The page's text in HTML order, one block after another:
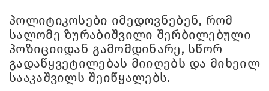
პოლიტიკოსები იმედოვნებენ, რომ
სალომე ზურაბიშვილი შერბილებული
პოზიციიდან გამომდინარე, სწორ
გადაწყვეტილებას მიიღებს და მიხეილ
სააკაშვილს შეიწყალებს.